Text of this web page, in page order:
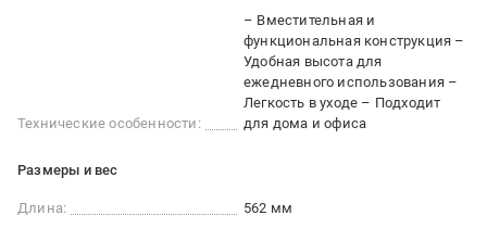
Технические особенности:
– Вместительная и
функциональная конструкция –
Удобная высота для
ежедневного использования –
Легкость в уходе – Подходит
для дома и офиса
Размеры и вес
Длина:
562 мм